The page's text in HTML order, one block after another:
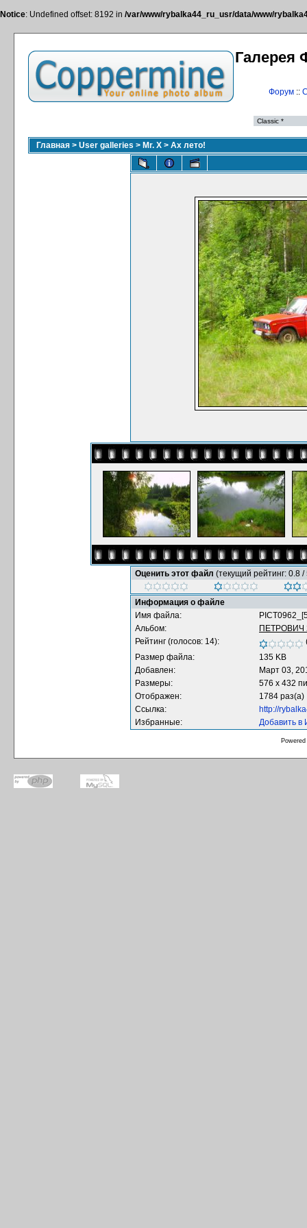
Notice: Undefined offset: 8192 in /var/www/rybalka44_ru_usr/data/www/
Галерея
Форум::
Главная > User galleries > Mr. X > Ах лето!
Оценить этот файл (текущий рейтинг: 0.8 /
Информация о файле
Имя файла:
Альбом:
ПЕТРОВИЧ
Рейтинг (голосов: 14):
Размер файла:
135 KB
Добавлен:
Март 03,
Размеры:
576 x 432
Отображен:
1784 раз(а)
Ссылка:
http://
Избранные:
Добавить в